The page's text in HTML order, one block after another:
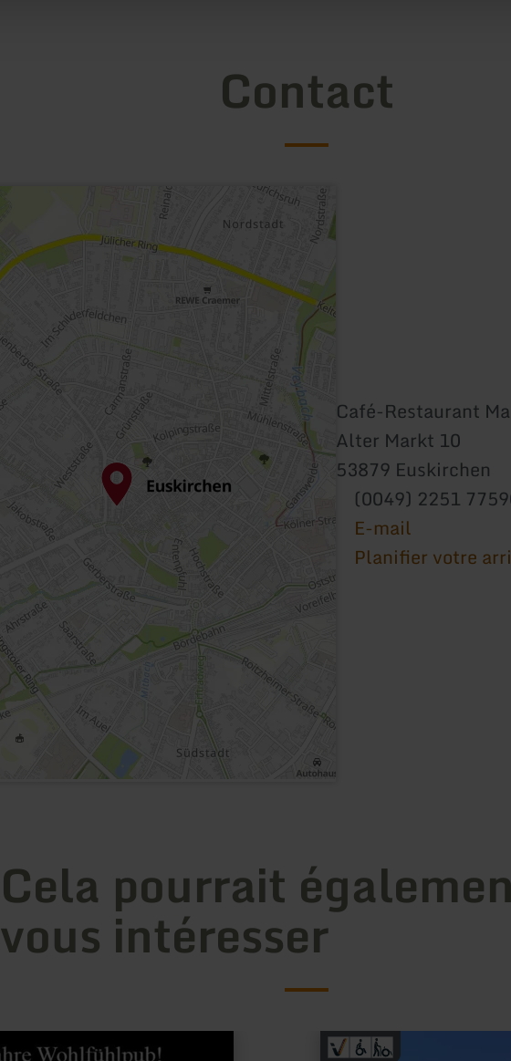
Contact
Café-Restaurant
Alter Markt 10
53879 Euskirchen
(0049) 2251
E-mail
Planifier votre
Cela pourrait
vous intéresser
en
savoir